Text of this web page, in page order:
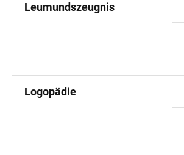
Leumundszeugnis
Logopädie